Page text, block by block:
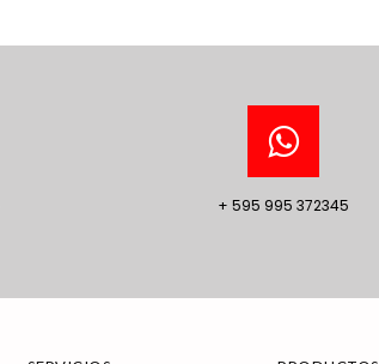
+ 595 995 372345